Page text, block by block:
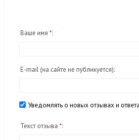
Ваше имя *:
E-mail (на сайте не публикуется):
Уведомлять о новых отзывах и
Текст отзыва *: